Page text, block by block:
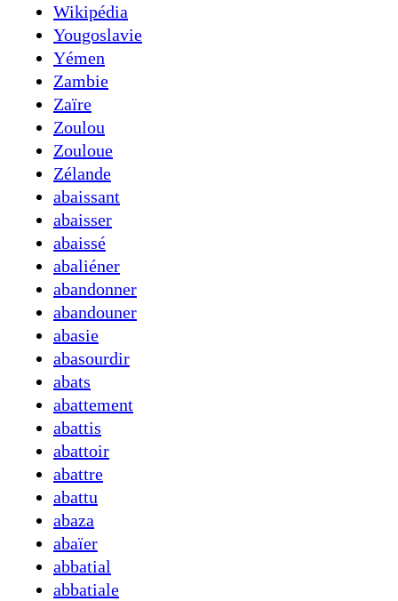
Wikipédia
Yougoslavie
Yémen
Zambie
Zaïre
Zoulou
Zouloue
Zélande
abaissant
abaisser
abaissé
abaliéner
abandonner
abandouner
abasie
abasourdir
abats
abattement
abattis
abattoir
abattre
abattu
abaza
abaïer
abbatial
abbatiale